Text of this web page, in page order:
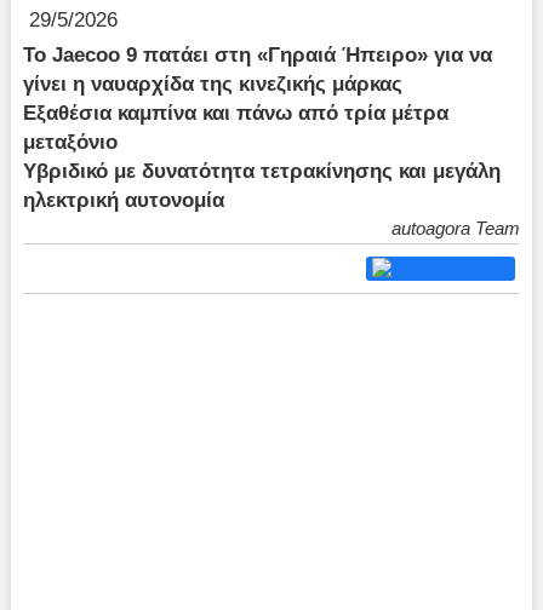
29/5/2026
Το Jaecoo 9 πατάει στη «Γηραιά Ήπειρο» για να
γίνει η ναυαρχίδα της κινεζικής μάρκας
Εξαθέσια καμπίνα και πάνω από τρία μέτρα
μεταξόνιο
Υβριδικό με δυνατότητα τετρακίνησης και μεγάλη
ηλεκτρική αυτονομία
autoagora Team